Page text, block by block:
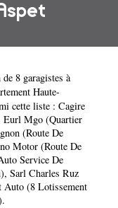
8 garagistes à
Haute-
cette liste : Cagire
Eurl Mgo (Quartier
(Route De
Motor (Route De
Service De
, Sarl Charles Ruz
Auto (8 Lotissement
.